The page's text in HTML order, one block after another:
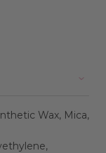
Wax, Mica,